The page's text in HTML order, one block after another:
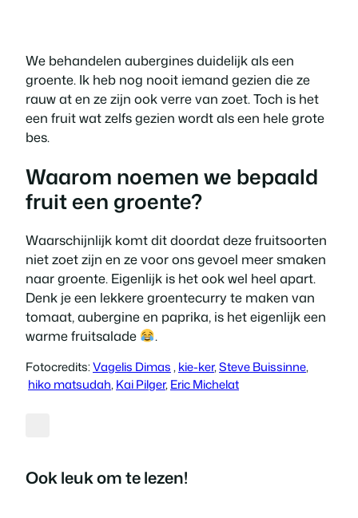
We behandelen aubergines duidelijk als een
groente. Ik heb nog nooit iemand gezien die ze
rauw at en ze zijn ook verre van zoet. Toch is het
een fruit wat zelfs gezien wordt als een hele grote
bes.
Waarom noemen we bepaald
fruit een groente?
Waarschijnlijk komt dit doordat deze fruitsoorten
niet zoet zijn en ze voor ons gevoel meer smaken
naar groente. Eigenlijk is het ook wel heel apart.
Denk je een lekkere groentecurry te maken van
tomaat, aubergine en paprika, is het eigenlijk een
warme fruitsalade
.
Fotocredits:Vagelis Dimas,kie-ker,Steve Buissinne,
hiko matsudah,Kai Pilger,Eric Michelat
Ook leuk om te lezen!